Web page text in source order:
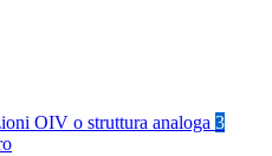
OIV o struttura analoga 3